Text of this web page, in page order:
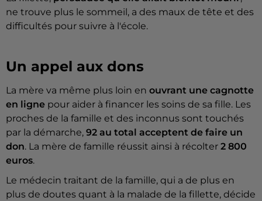
ne trouve plus le sommeil, a des maux de tête et des
difficultés pour suivre à l'école.
Un appel aux dons
La mère va même plus loin en ouvrant une cagnotte
en ligne pour aider à financer les soins de sa fille. Les
proches de la famille et des inconnus sont touchés
par la démarche, 92 au total acceptent de faire un
don. La mère de famille réussit ainsi à récolter 2 800
euros.
Le médecin traitant de la famille, qui a de plus en
plus de doutes quant à la malade de la fillette, décide